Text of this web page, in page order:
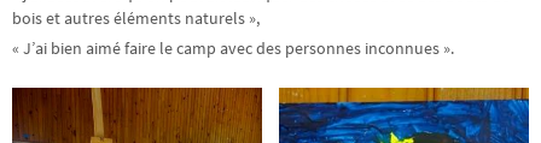
bois et autres éléments naturels »,
« J’ai bien aimé faire le camp avec des personnes inconnues ».